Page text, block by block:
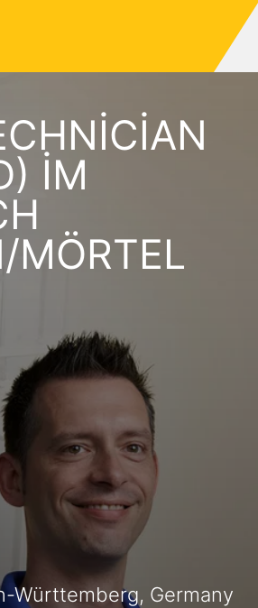
IM
MÖRTEL
Württemberg, Germany